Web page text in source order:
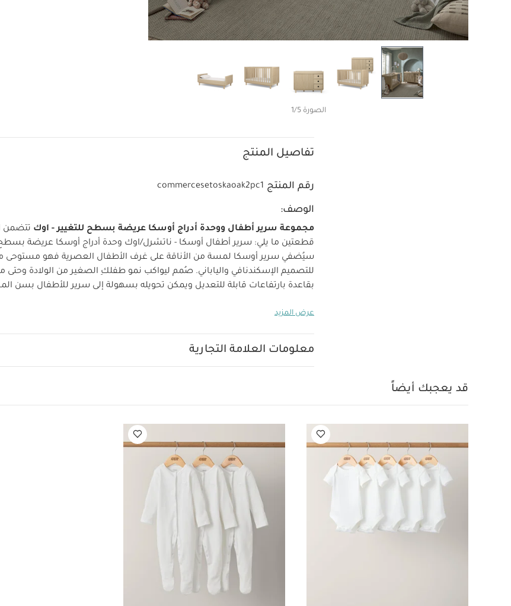
الصورة 1/5
تفاصيل المنتج
رقم المنتج commercesetoskaoak2pc1
الوصف:
مجموعة سرير أطفال ووحدة أدراج أوسكا عريضة بسطح للتغيير - اوك تتضمن
قطعتين ما يلي: سرير أطفال أوسكا - ناتشرل/اوك وحدة أدراج أوسكا عريضة بسطح
سيُضفي سرير أوسكا لمسة من الأناقة على غرف الأطفال العصرية فهو مستوحى
للتصميم الإسكندنافي والياباني. صُمم ليواكب نمو طفلكِ الصغير من الولادة وحتى
بقاعدة بارتفاعات قابلة للتعديل ويمكن تحويله بسهولة إلى سرير للأطفال بسن
سن المشي.
للإزالة ومساحة تخزين قابلة للتعديل.
مثالية لغرف الأطفال متوسطة الحجم حيث
بقضيب قابل للإزالة لتعليق الملابس مساحة تخزين عملية عندما تكون مساحة
ماماز وباباز بمقاس 140 × 70 × 10 سم.
حواف حماية للأسنان
بسرير الأطفال
منتجات ماماز آند باباز متوافقة مع أحدث معايير ولوائح السلامة البريطانية
BS EN 716: 2017 وBS 8509: 2008 + A1: 2011
بدون القضبان: 130.2 × 48 × 84.3 سم
أبعاد الدرج الداخلي: 36.7 × 33.5 × 11.4 سم
مساحة تغيير الحفاضات: 84 × 46 سم / 39.7 × 29.1 سم / 39.7 × 14.7 سم
لا يرفق مفرش تغيير الحفاضات مع هذا المنتج. نوصي باستخدام
من نفس الماركة فقط. ضع مفرش تغيير الحفاضات على سطح التغيير داخل القضبان
تحذيرات السلامة الخاصة بوحدة الأدراج
عرض المزيد
معلومات العلامة التجارية
قد يعجبك أيضاً